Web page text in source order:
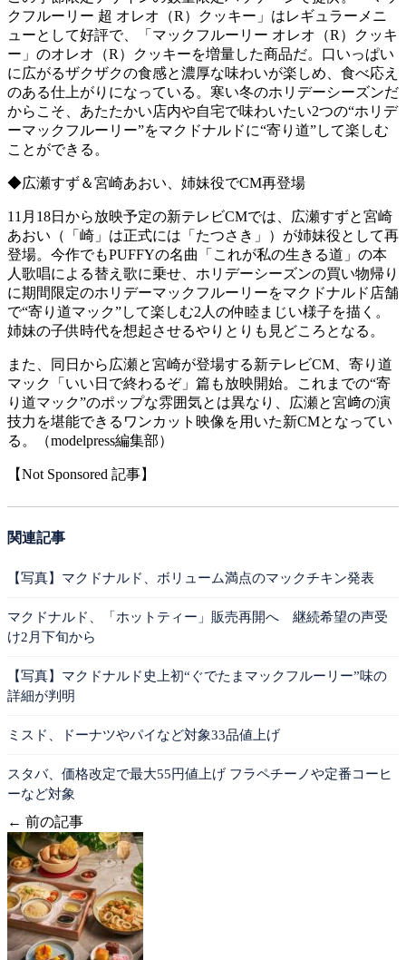
クフルーリー 超 オレオ（R）クッキー」はレギュラーメニ
ューとして好評で、「マックフルーリー オレオ（R）クッキ
ー」のオレオ（R）クッキーを増量した商品だ。口いっぱい
に広がるザクザクの食感と濃厚な味わいが楽しめ、食べ応え
のある仕上がりになっている。寒い冬のホリデーシーズンだ
からこそ、あたたかい店内や自宅で味わいたい2つの“ホリデ
ーマックフルーリー”をマクドナルドに“寄り道”して楽しむ
ことができる。
◆広瀬すず＆宮崎あおい、姉妹役でCM再登場
11月18日から放映予定の新テレビCMでは、広瀬すずと宮崎
あおい（「崎」は正式には「たつさき」）が姉妹役として再
登場。今作でもPUFFYの名曲「これが私の生きる道」の本
人歌唱による替え歌に乗せ、ホリデーシーズンの買い物帰り
に期間限定のホリデーマックフルーリーをマクドナルド店舗
で“寄り道マック”して楽しむ2人の仲睦まじい様子を描く。
姉妹の子供時代を想起させるやりとりも見どころとなる。
また、同日から広瀬と宮崎が登場する新テレビCM、寄り道
マック「いい日で終わるぞ」篇も放映開始。これまでの“寄
り道マック”のポップな雰囲気とは異なり、広瀬と宮﨑の演
技力を堪能できるワンカット映像を用いた新CMとなってい
る。（modelpress編集部）
【Not Sponsored 記事】
関連記事
【写真】マクドナルド、ボリューム満点のマックチキン発表
マクドナルド、「ホットティー」販売再開へ 継続希望の声受
け2月下旬から
【写真】マクドナルド史上初“ぐでたまマックフルーリー”味の
詳細が判明
ミスド、ドーナツやパイなど対象33品値上げ
スタバ、価格改定で最大55円値上げ フラペチーノや定番コーヒ
ーなど対象
← 前の記事